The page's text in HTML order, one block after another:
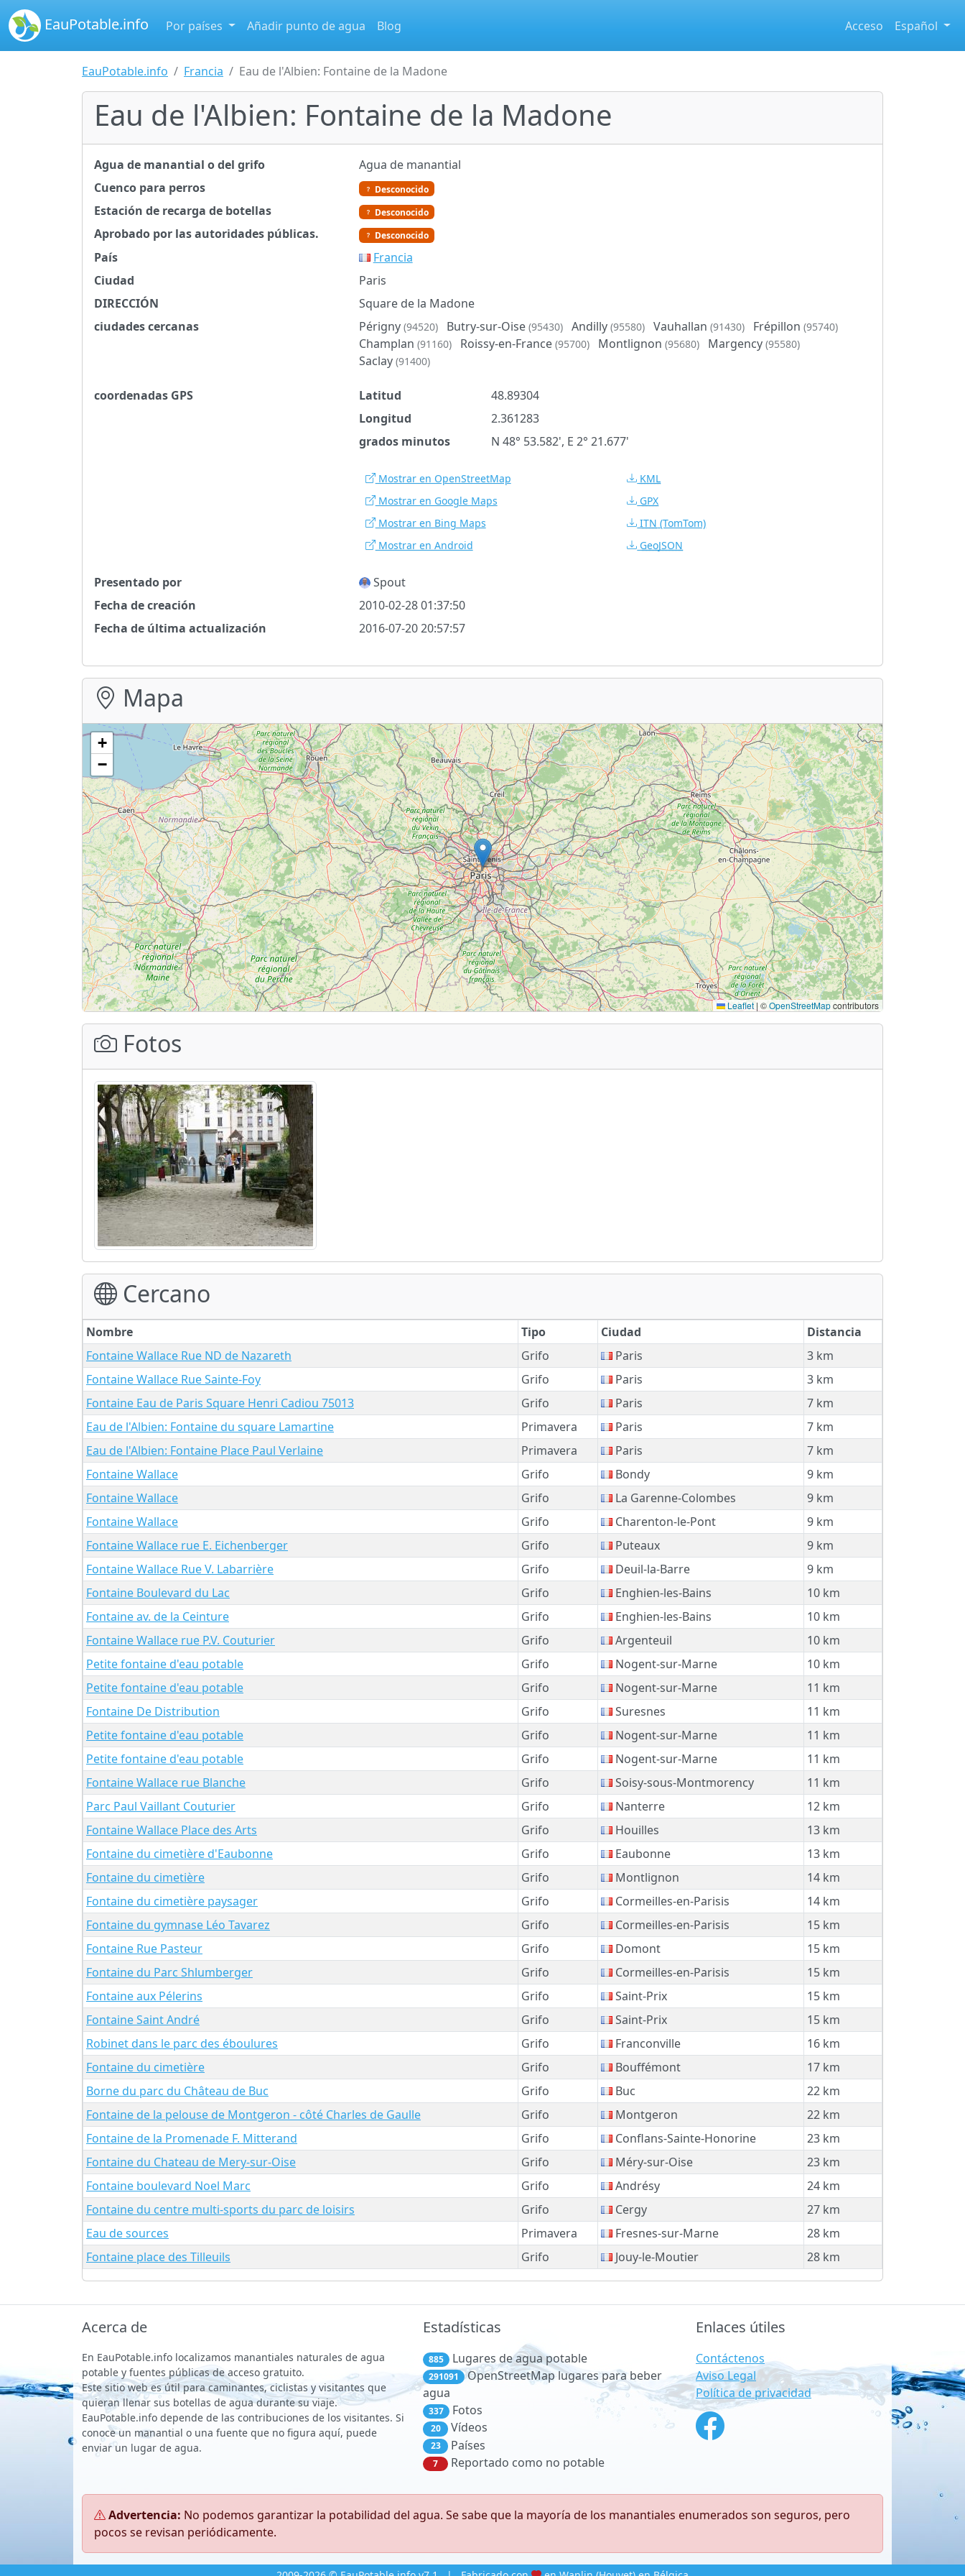
EauPotable.info Por países Añadir punto de agua Blog Acceso Español
EauPotable.info Francia Eau de l'Albien: Fontaine de la Madone
Eau de l'Albien: Fontaine de la Madone
Agua de manantial o del grifo
Agua de manantial
Cuenco para perros
Desconocido
Estación de recarga de botellas Desconocido
Aprobado por las autoridades públicas. Desconocido
País
Francia
Ciudad
Paris
DIRECCIÓN
Square de la Madone
ciudades cercanas
Périgny (94520) Butry-sur-Oise (95430) Andilly (95580) Vauhallan (91430) Frépillon (95740)
Champlan (91160) Roissy-en-France (95700) Montlignon (95680) Margency (95580)
Saclay (91400)
coordenadas GPS Latitud
48.89304
Longitud
2.361283
grados minutos
N 48° 53.582', E 2° 21.677'
Mostrar en OpenStreetMap
Mostrar en Google Maps
Mostrar en Bing Maps
Mostrar en Android
KML
GPX
ITN (TomTom)
GeoJSON
Presentado por
Spout
Fecha de creación
2010-02-28 01:37:50
Fecha de última actualización
2016-07-20 20:57:57
Mapa
+
−
Leaflet | ©OpenStreetMapcontributors
Fotos
Cercano
Nombre Tipo Ciudad
Distancia
Fontaine Wallace Rue ND de Nazareth
Grifo Paris
3 km
Fontaine Wallace Rue Sainte-Foy
Grifo Paris
3 km
Fontaine Eau de Paris Square Henri Cadiou 75013
Grifo Paris
7 km
Eau de l'Albien: Fontaine du square Lamartine
Primavera Paris
7 km
Eau de l'Albien: Fontaine Place Paul Verlaine
Primavera Paris
7 km
Fontaine Wallace
Grifo Bondy
9 km
Fontaine Wallace
Grifo La Garenne-Colombes
9 km
Fontaine Wallace
Grifo Charenton-le-Pont
9 km
Fontaine Wallace rue E. Eichenberger
Grifo Puteaux
9 km
Fontaine Wallace Rue V. Labarrière
Grifo Deuil-la-Barre
9 km
Fontaine Boulevard du Lac
Grifo Enghien-les-Bains
10 km
Fontaine av. de la Ceinture
Grifo Enghien-les-Bains
10 km
Fontaine Wallace rue P.V. Couturier
Grifo Argenteuil
10 km
Petite fontaine d'eau potable
Grifo Nogent-sur-Marne
10 km
Petite fontaine d'eau potable
Grifo Nogent-sur-Marne
11 km
Fontaine De Distribution
Grifo Suresnes
11 km
Petite fontaine d'eau potable
Grifo Nogent-sur-Marne
11 km
Petite fontaine d'eau potable
Grifo Nogent-sur-Marne
11 km
Fontaine Wallace rue Blanche
Grifo Soisy-sous-Montmorency
11 km
Parc Paul Vaillant Couturier
Grifo Nanterre
12 km
Fontaine Wallace Place des Arts
Grifo Houilles
13 km
Fontaine du cimetière d'Eaubonne
Grifo Eaubonne
13 km
Fontaine du cimetière
Grifo Montlignon
14 km
Fontaine du cimetière paysager
Grifo Cormeilles-en-Parisis
14 km
Fontaine du gymnase Léo Tavarez
Grifo Cormeilles-en-Parisis
15 km
Fontaine Rue Pasteur
Grifo Domont
15 km
Fontaine du Parc Shlumberger
Grifo Cormeilles-en-Parisis
15 km
Fontaine aux Pélerins
Grifo Saint-Prix
15 km
Fontaine Saint André
Grifo Saint-Prix
15 km
Robinet dans le parc des éboulures
Grifo Franconville
16 km
Fontaine du cimetière
Grifo Bouffémont
17 km
Borne du parc du Château de Buc
Grifo Buc
22 km
Fontaine de la pelouse de Montgeron - côté Charles de Gaulle
Grifo Montgeron
22 km
Fontaine de la Promenade F. Mitterand
Grifo Conflans-Sainte-Honorine
23 km
Fontaine du Chateau de Mery-sur-Oise
Grifo Méry-sur-Oise
23 km
Fontaine boulevard Noel Marc
Grifo Andrésy
24 km
Fontaine du centre multi-sports du parc de loisirs
Grifo Cergy
27 km
Eau de sources
Primavera Fresnes-sur-Marne
28 km
Fontaine place des Tilleuils
Grifo Jouy-le-Moutier 28 km
Acerca de
En EauPotable.info localizamos manantiales naturales de agua
potable y fuentes públicas de acceso gratuito.
Este sitio web es útil para caminantes, ciclistas y visitantes que
quieran llenar sus botellas de agua durante su viaje.
EauPotable.info depende de las contribuciones de los visitantes. Si
conoce un manantial o una fuente que no figura aquí, puede
enviar un lugar de agua.
Estadísticas
885 Lugares de agua potable
291091 OpenStreetMap lugares para beber
agua
337 Fotos
20 Vídeos
23 Países
7 Reportado como no potable
Enlaces útiles
Contáctenos
Aviso Legal
Política de privacidad
Advertencia: No podemos garantizar la potabilidad del agua. Se sabe que la mayoría de los manantiales enumerados son seguros, pero
pocos se revisan periódicamente.